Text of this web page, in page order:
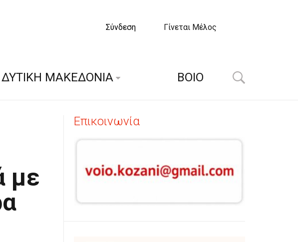
Σύνδεση Γίνεται Μέλος
ΔΥΤΙΚΗ ΜΑΚΕΔΟΝΙΑ ΒΟΙΟ
με
Επικοινωνία